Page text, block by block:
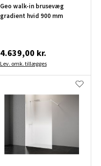
Geo walk-in brusevæg
gradient hvid 900 mm
4.639,00 kr.
Lev. omk. tillægges